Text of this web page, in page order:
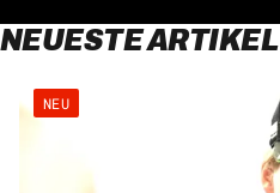
NEUESTE ARTIKEL
NEU